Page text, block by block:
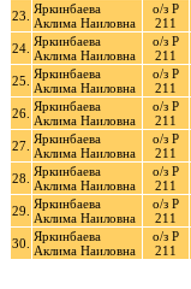
23.
Яркинбаева
Аклима Наиловна
о/з Р
211
24. Яркинбаева
Аклима Наиловна
о/з Р
211
25.
Яркинбаева
Аклима Наиловна
о/з Р
211
26. Яркинбаева
Аклима Наиловна
о/з Р
211
27. Яркинбаева
Аклима Наиловна
о/з Р
211
28.
Яркинбаева
Аклима Наиловна
о/з Р
211
29.
Яркинбаева
Аклима Наиловна
о/з Р
211
30.
Яркинбаева
Аклима Наиловна
о/з Р
211